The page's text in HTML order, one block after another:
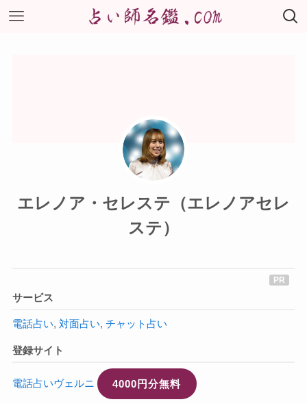
エレノア・セレステ（エレノアセレ
ステ）
サービス
電話占い, 対面占い, チャット占い
登録サイト
電話占いヴェルニ 4000円分無料